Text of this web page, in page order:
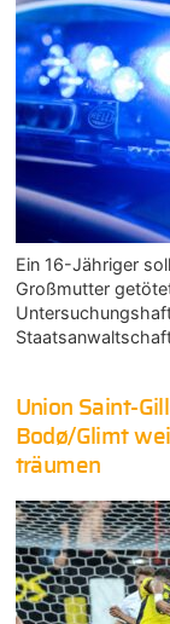
Ein 16-Jähriger
Großmutter
Union Saint-
Bodø/Glimt
träumen